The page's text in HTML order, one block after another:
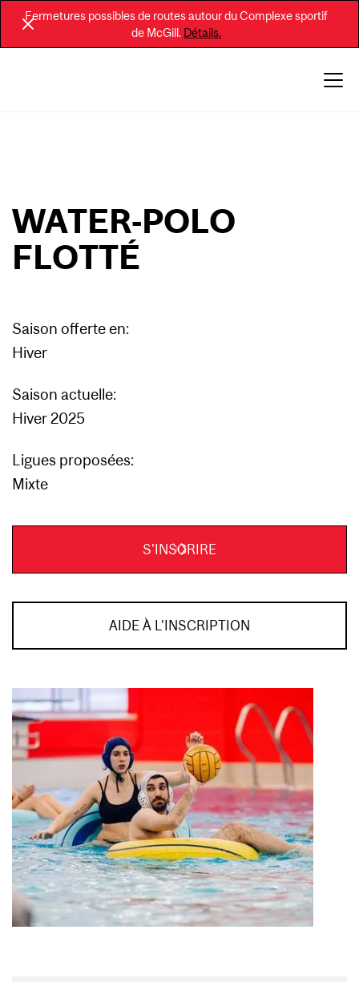
Fermetures possibles de routes autour du Complexe sportif
de McGill. Détails.
WATER-POLO
FLOTTÉ
Saison offerte en:
Hiver
Saison actuelle:
Hiver 2025
Ligues proposées:
Mixte
S'INSCRIRE
AIDE À L'INSCRIPTION